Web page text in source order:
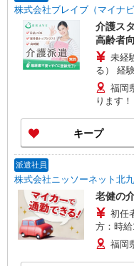
株式会社ブレイブ（マイナ
介護ス
高齢者
務先か
未経
る） 経
る） ◎月収例 時給1650円×1日8時間×22日（週5
日）＝29万400円 ◆昇給
い/週払
にご相
社規定あ
福岡県宮若市 ★
ります！
キープ
派遣社員
株式会社ニッソーネット北
老健の
初任
方：時給
福岡